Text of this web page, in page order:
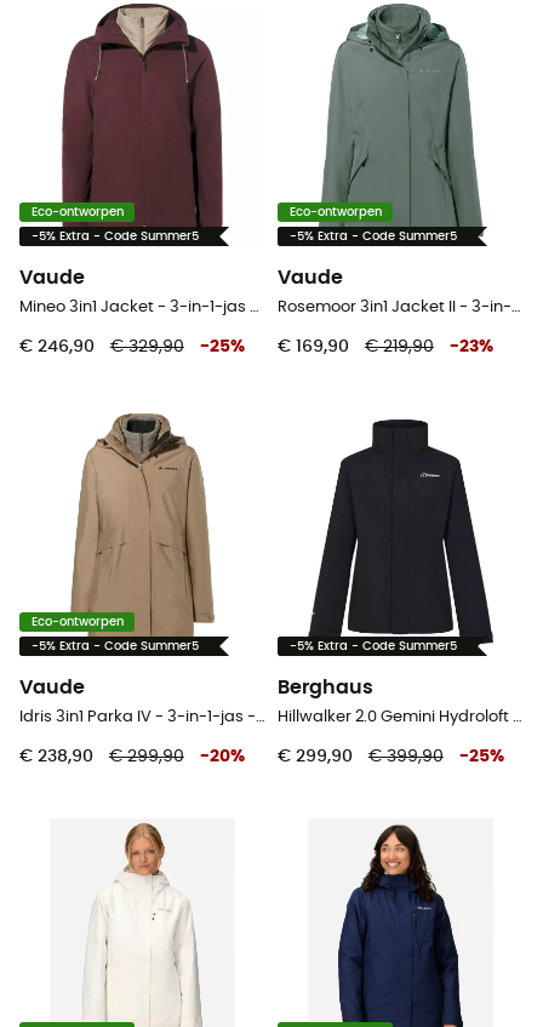
Eco-ontworpen
-5% Extra - Code Summer5
Vaude
Mineo 3in1 Jacket - 3-in-1-jas - Dames
€ 246,90 € 329,90 -25%
Eco-ontworpen
-5% Extra - Code Summer5
Vaude
Rosemoor 3in1 Jacket II - 3-in-1-jas - Dames
€ 169,90 € 219,90 -23%
Eco-ontworpen
-5% Extra - Code Summer5
Vaude
Idris 3in1 Parka IV - 3-in-1-jas - Dames
€ 238,90 € 299,90 -20%
-5% Extra - Code Summer5
Berghaus
Hillwalker 2.0 Gemini Hydroloft 3in1 Jacket - 3-in-1-jas - Dames
€ 299,90 € 399,90 -25%